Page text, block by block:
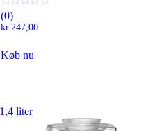
(0)
kr. 247,00
Køb nu